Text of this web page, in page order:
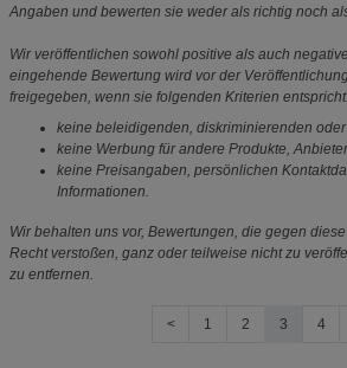
Angaben und bewerten sie weder als richtig noch
Wir veröffentlichen sowohl positive als auch
eingehende Bewertung wird vor der
freigegeben, wenn sie folgenden Kriterien
keine beleidigenden, diskriminierenden oder
keine Werbung für andere Produkte,
keine Preisangaben, persönlichen
Informationen.
Wir behalten uns vor, Bewertungen, die gegen
Recht verstoßen, ganz oder teilweise nicht zu
zu entfernen.
< 1 2 3 4